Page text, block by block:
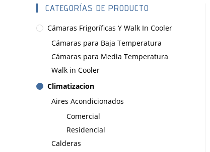
CATEGORÍAS DE PRODUCTO
Cámaras Frigoríficas Y Walk In Cooler
Cámaras para Baja Temperatura
Cámaras para Media Temperatura
Walk in Cooler
Climatizacion
Aires Acondicionados
Comercial
Residencial
Calderas